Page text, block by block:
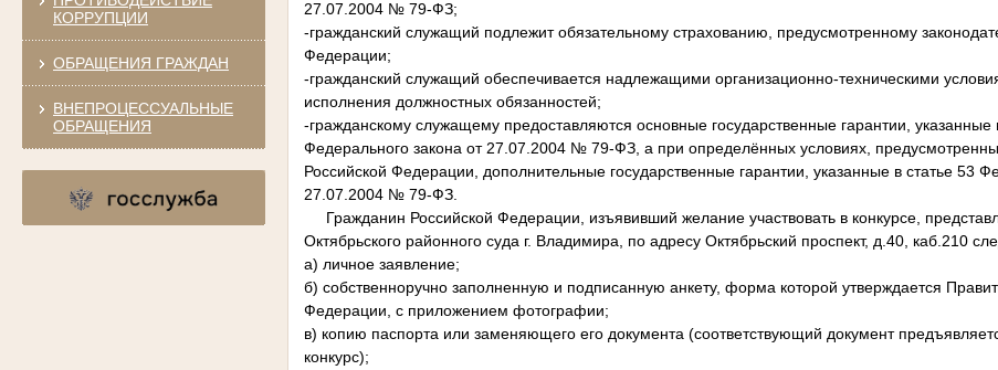
КОРРУПЦИИ
ОБРАЩЕНИЯ ГРАЖДАН
ВНЕПРОЦЕССУАЛЬНЫЕ
ОБРАЩЕНИЯ
27.07.2004 № 79-ФЗ;
-гражданский служащий подлежит обязательному страхованию, предусмотренному
Федерации;
-гражданский служащий обеспечивается надлежащими организационно-техническими
исполнения должностных обязанностей;
-гражданскому служащему предоставляются основные государственные гарантии, указанные
Федерального закона от 27.07.2004 № 79-ФЗ, а при определённых условиях,
Российской Федерации, дополнительные государственные гарантии, указанные в статье 53
27.07.2004 № 79-ФЗ.
Гражданин Российской Федерации, изъявивший желание участвовать в конкурсе,
Октябрьского районного суда г. Владимира, по адресу Октябрьский проспект, д.40, каб.210
а) личное заявление;
б) собственноручно заполненную и подписанную анкету, форма которой утверждается
Федерации, с приложением фотографии;
в) копию паспорта или заменяющего его документа (соответствующий документ
конкурс);